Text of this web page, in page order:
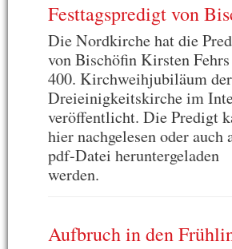
Festtagspredigt von
Die Nordkirche hat die
von Bischöfin Kirsten
400. Kirchweihjubiläum der
Dreieinigkeitskirche im
veröffentlicht. Die Predigt
hier nachgelesen oder auch
pdf-Datei heruntergeladen
werden.
Aufbruch in den